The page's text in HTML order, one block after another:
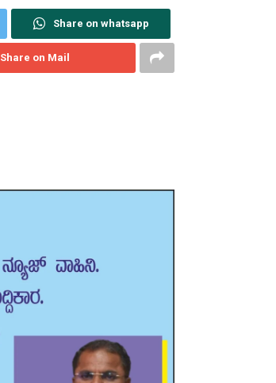
Share on whatsapp
Share on Mail